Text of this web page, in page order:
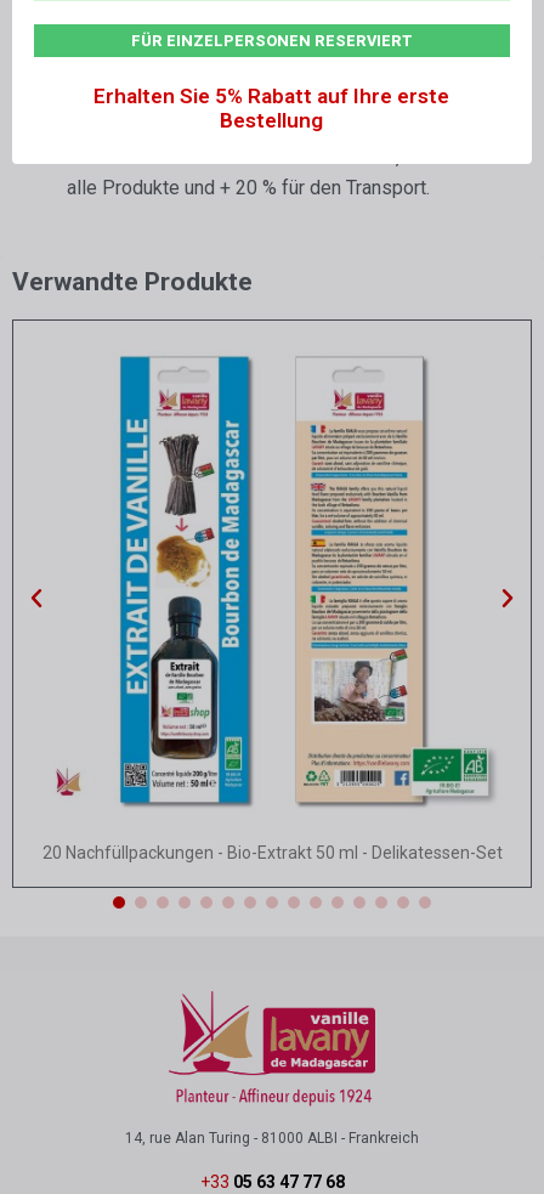
Vor direkter Sonneneinstrahlung und fern von
Wärmequellen geschützt lagern.
Preise ohne Steuern, zusätzlicher
alle Produkte und + 20 % für den Transport.
Verwandte Produkte
Schnellansicht
20 Nachfüllpackungen - Bio-Extrakt 50 ml - Delikatessen-Set
14, rue Alan Turing - 81000 ALBI - Frankreich
+33 05 63 47 77 68
FÜR EINZELPERSONEN RESERVIERT
Erhalten Sie 5% Rabatt auf Ihre erste
Bestellung